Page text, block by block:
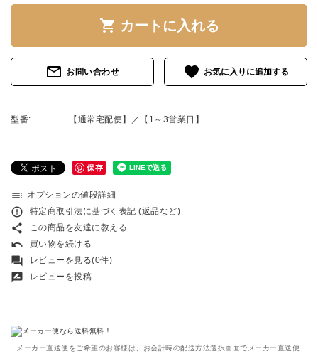
shopping_cart カートに入れる
mail_outline お問い合わせ favorite
型番: 【通常宅配便】／【1～3営業日】
保存
toc オプションの値段詳細
error_outline 特定商取引法に基づく表記 (返品など)
share この商品を友達に教える
undo 買い物を続ける
forum レビューを見る(0件)
rate_review レビューを投稿
メーカー直送便をご希望のお客様は、お会計時の配送方法選択画面でメーカー直送便